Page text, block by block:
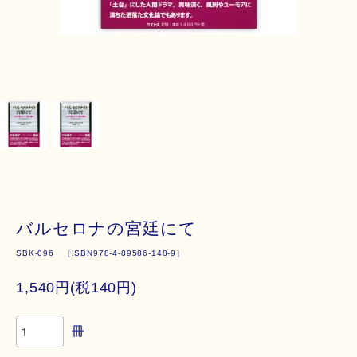
バルセロナの宮廷にて
SBK-096 ［ISBN978-4-89586-148-9］
1,540円(税140円)
冊